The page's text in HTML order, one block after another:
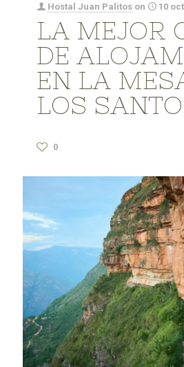
Hostal Juan Palitos on 10
LA MEJOR
DE
EN LA
LOS
0